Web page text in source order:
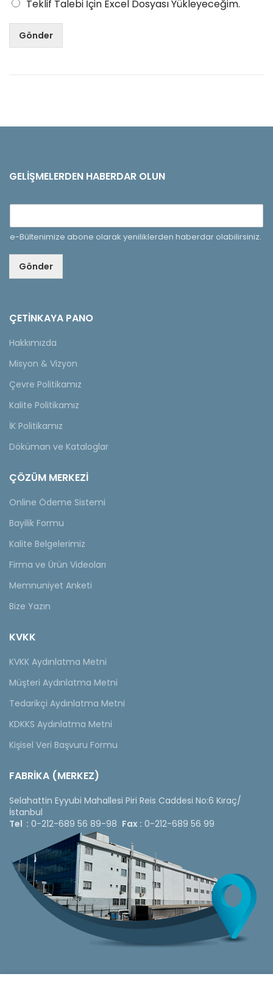
Teklif Talebi İçin Excel Dosyası Yükleyeceğim.
Gönder
GELIŞMELERDEN HABERDAR OLUN
e-Bültenimize abone olarak yeniliklerden haberdar olabilirsiniz.
Gönder
ÇETINKAYA PANO
Hakkımızda
Misyon & Vizyon
Çevre Politikamız
Kalite Politikamız
İK Politikamız
Döküman ve Kataloglar
ÇÖZÜM MERKEZİ
Online Ödeme Sistemi
Bayilik Formu
Kalite Belgelerimiz
Firma ve Ürün Videoları
Memnuniyet Anketi
Bize Yazın
KVKK
KVKK Aydınlatma Metni
Müşteri Aydınlatma Metni
Tedarikçi Aydınlatma Metni
KDKKS Aydınlatma Metni
Kişisel Veri Başvuru Formu
FABRİKA (MERKEZ)
Selahattin Eyyubi Mahallesi Piri Reis Caddesi No:6 Kıraç/
İstanbul
Tel : 0-212-689 56 89-98 Fax : 0-212-689 56 99